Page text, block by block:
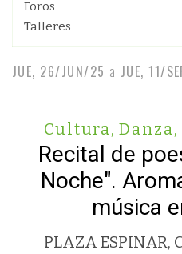
Foros
Talleres
JUE, 26/JUN/25 a JUE, 11/
Cultura, Danza,
Recital de
Noche".
música
PLAZA ESPINAR,